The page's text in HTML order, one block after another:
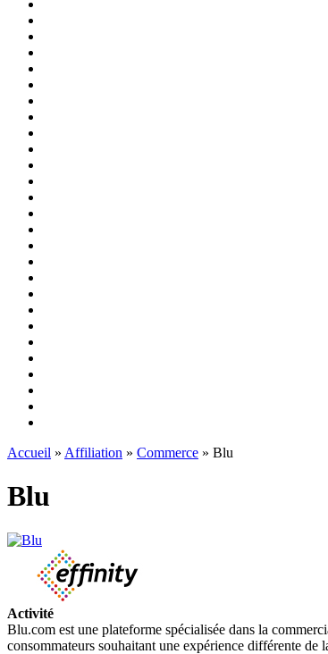
Accueil » Affiliation » Commerce » Blu
Blu
Activité
Blu.com est une plateforme spécialisée dans la
consommateurs souhaitant une expérience différente de